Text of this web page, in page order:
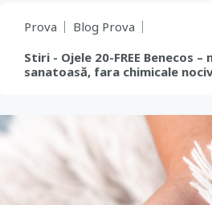
Prova
Blog Prova
Stiri - Ojele 20-FREE Benecos
sanatoasă, fara chimicale